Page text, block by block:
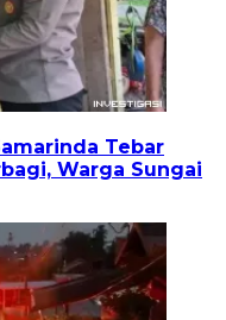
Tebar
Warga Sungai